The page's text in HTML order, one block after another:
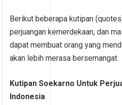
Berikut beberapa kutipan
perjuangan kemerdekaan, dan
dapat membuat orang yang
akan lebih merasa bersemangat.
Kutipan Soekarno Untuk
Indonesia